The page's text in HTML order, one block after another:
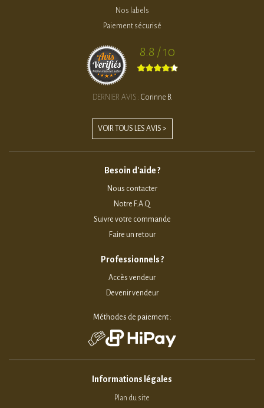
Nos labels
Paiement sécurisé
8.8 / 10
DERNIER AVIS : Corinne B.
VOIR TOUS LES AVIS >
Besoin d'aide ?
Nous contacter
Notre F.A.Q
Suivre votre commande
Faire un retour
Professionnels ?
Accès vendeur
Devenir vendeur
Méthodes de paiement :
Informations légales
Plan du site